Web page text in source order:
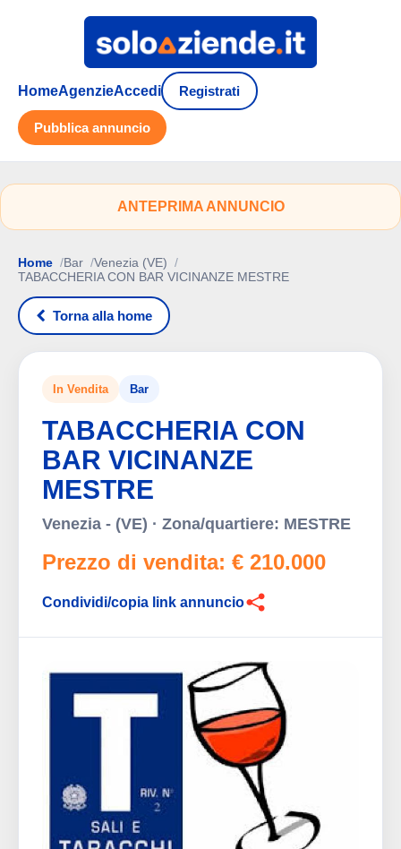
HomeAgenzieAccedi Registrati
Pubblica annuncio
ANTEPRIMA ANNUNCIO
Home Bar
Venezia (VE)
TABACCHERIA CON BAR VICINANZE MESTRE
Torna alla home
In Vendita Bar
TABACCHERIA CON
BAR VICINANZE
MESTRE
Venezia - (VE) · Zona/quartiere: MESTRE
Prezzo di vendita: € 210.000
Condividi/copia link annuncio